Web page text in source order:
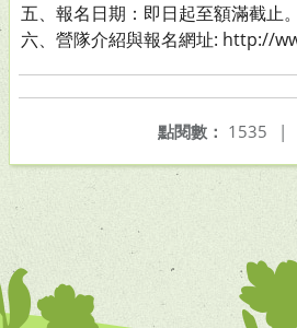
五、報名日期：即日起至額滿截止。
六、營隊介紹與報名網址: http://
點閱數： 1535 |